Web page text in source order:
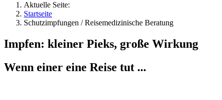
Aktuelle Seite:
Startseite
Schutzimpfungen / Reisemedizinische Beratung
Impfen: kleiner Pieks, große Wirkung
Wenn einer eine Reise tut ...